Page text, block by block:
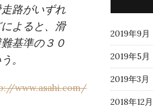
路がいずれ
よると、滑
基準の３０
。
www.asahi.com/
2019年9月
2019年5月
2019年3月
2018年12月